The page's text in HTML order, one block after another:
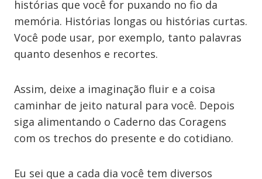
histórias que você for puxando no fio da
memória. Histórias longas ou histórias curtas.
Você pode usar, por exemplo, tanto palavras
quanto desenhos e recortes.
Assim, deixe a imaginação fluir e a coisa
caminhar de jeito natural para você. Depois
siga alimentando o Caderno das Coragens
com os trechos do presente e do cotidiano.
Eu sei que a cada dia você tem diversos